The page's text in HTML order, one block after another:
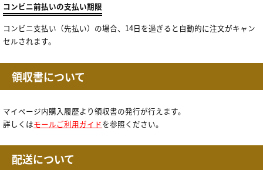
コンビニ前払いの支払い期限
コンビニ支払い（先払い）の場合、14日を過ぎると自動的に注文がキャン
セルされます。
領収書について
マイページ内購入履歴より領収書の発行が行えます。
詳しくはモールご利用ガイドを参照ください。
配送について